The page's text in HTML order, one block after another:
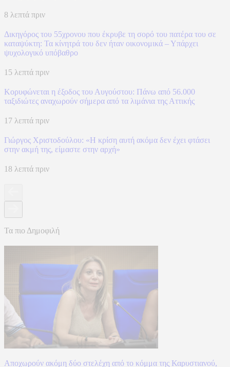
8 λεπτά πριν
Δικηγόρος του 55χρονου που έκρυβε τη σορό του πατέρα του σε
καταψύκτη: Τα κίνητρά του δεν ήταν οικονομικά – Υπάρχει
ψυχολογικό υπόβαθρο
15 λεπτά πριν
Κορυφώνεται η έξοδος του Αυγούστου: Πάνω από 56.000
ταξιδιώτες αναχωρούν σήμερα από τα λιμάνια της Αττικής
17 λεπτά πριν
Γιώργος Χριστοδούλου: «Η κρίση αυτή ακόμα δεν έχει φτάσει
στην ακμή της, είμαστε στην αρχή»
18 λεπτά πριν
Τα πιο Δημοφιλή
Αποχωρούν ακόμη δύο στελέχη από το κόμμα της Καρυστιανού,